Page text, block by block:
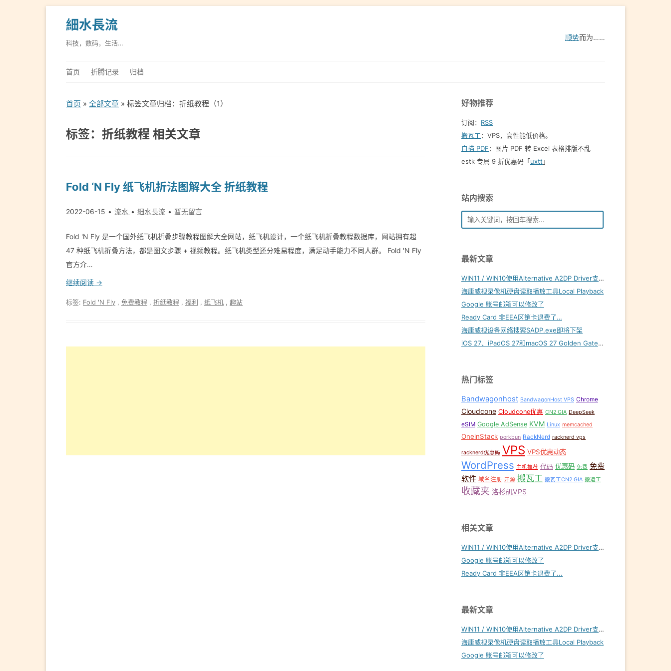
細水長流
科技，数码，生活…
顺势而为……
首页 折腾记录 归档
首页 » 全部文章 » 标签文章归档：折纸教程（1）
标签：折纸教程 相关文章
Fold ‘N Fly 纸飞机折法图解大全 折纸教程
2022-06-15 流水 細水長流 暂无留言
Fold 'N Fly 是一个国外纸飞机折叠步骤教程图解大全网站，纸飞机设计，一个纸飞机折叠教程数据库，网站拥有超
47 种纸飞机折叠方法，都是图文步骤 + 视频教程。纸飞机类型还分难易程度，满足动手能力不同人群。 Fold 'N Fly
官方介…
继续阅读 →
标签: Fold 'N Fly 免费教程 折纸教程 福利 纸飞机 趣站
好物推荐
订阅： RSS
搬瓦工：VPS，高性能低价格。️
白描 PDF：图片 PDF 转 Excel 表格排版不乱
estk 专属 9 折优惠码「uxtt 」
站内搜索
最新文章
WIN11 / WIN10使用Alternative A2DP Driver支持LDAC
海康威视录像机硬盘读取播放工具Local Playback
Google 账号邮箱可以修改了
Ready Card 非EEA区销卡退费了…
海康威视设备网络搜索SADP.exe即将下架
iOS 27、iPadOS 27和macOS 27 Golden Gate内置壁纸下载
热门标签
Bandwagonhost BandwagonHost VPS Chrome
Cloudcone Cloudcone优惠 CN2 GIA DeepSeek
eSIM Google AdSense KVM Linux memcached
OneinStack porkbun RackNerd racknerd vps
racknerd优惠码 VPS VPS优惠动态
WordPress 主机推荐 代码 优惠码 免费 免费
软件 域名注册 开源 搬瓦工 搬瓦工CN2 GIA 搬运工
收藏夹 洛杉矶VPS
相关文章
WIN11 / WIN10使用Alternative A2DP Driver支持LDAC
Google 账号邮箱可以修改了
Ready Card 非EEA区销卡退费了...
最新文章
WIN11 / WIN10使用Alternative A2DP Driver支持LDAC
海康威视录像机硬盘读取播放工具Local Playback
Google 账号邮箱可以修改了